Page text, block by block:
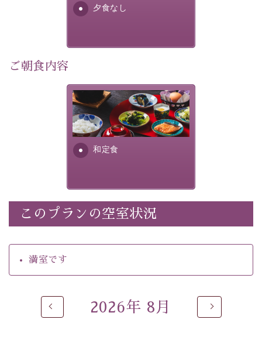
滞在いただけるよう
30項目以上からなる独自の衛生・消毒プログラムの基、
徹底した衛生管理を行っております。
-------------------------------------------------
・宿泊料金5%OFF
・諏訪大社4社を巡る無料参拝バス（事前予約制）
・館内着をご用意
・就寝用パジャマをご用意
・館内フリーWi-Fi
・駐車場完備
・チェックイン15時、チェックアウト10時
【お食事】
夕食なし
ご朝食内容
和定食
さっぱりとした和食膳に使わ
れる食材は、諏訪の名産品を
ふんだんに取り入れ、安心・
安全を心掛けた長野県産...
このプランの空室状況
満室です
2026年 8月